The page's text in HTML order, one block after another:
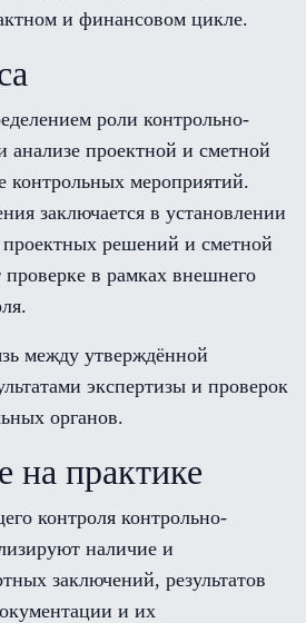
и финансовом цикле.
роли контрольно-
анализе проектной и сметной
контрольных мероприятий.
заключается в установлении
проектных решений и сметной
в рамках внешнего
между утверждённой
экспертизы и проверок
органов.
на практике
контроля контрольно-
наличие и
заключений, результатов
и их